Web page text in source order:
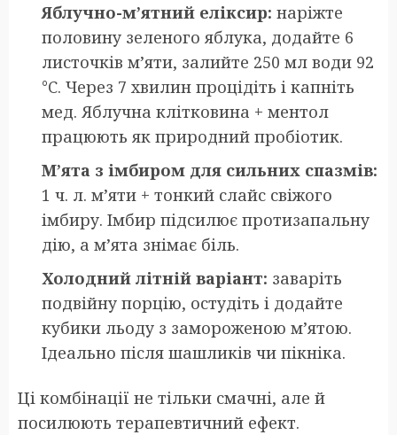
Яблучно-м’ятний еліксир: наріжте
половину зеленого яблука, додайте 6
листочків м’яти, залийте 250 мл води 92
°C. Через 7 хвилин процідіть і капніть
мед. Яблучна клітковина + ментол
працюють як природний пробіотик.
М’ята з імбиром для сильних спазмів:
1 ч. л. м’яти + тонкий слайс свіжого
імбиру. Імбир підсилює протизапальну
дію, а м’ята знімає біль.
Холодний літній варіант: заваріть
подвійну порцію, остудіть і додайте
кубики льоду з замороженою м’ятою.
Ідеально після шашликів чи пікніка.
Ці комбінації не тільки смачні, але й
посилюють терапевтичний ефект.